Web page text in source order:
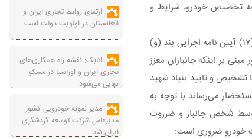
تخصیص خودرو، شرایط و
در این اطلاعیه آمده است: نظر به اصلاح بند (۱) ماده (۱۷) آیین نامه اجرایی بند (و)
قانون بودجه سال ۱۴۰۲ کل کشور مبنی بر اینکه جانبازان معزز
تشخیص و تایید بنیاد شهید
استحضار می‌رساند با توجه به
توسط شخص جانباز و ضرروت
خودرو ضروری است:
ارتقای روابط تجاری ایران و
افغانستان در اولویت دولت است
اتابک: نقشه راه همکاری‌های
تجاری ایران و اوراسیا در مسکو
نهایی می‌شود
مدیر نمونه خودرویی کشور
مدیرعامل شرکت توسعه گردشگری
ایران شد